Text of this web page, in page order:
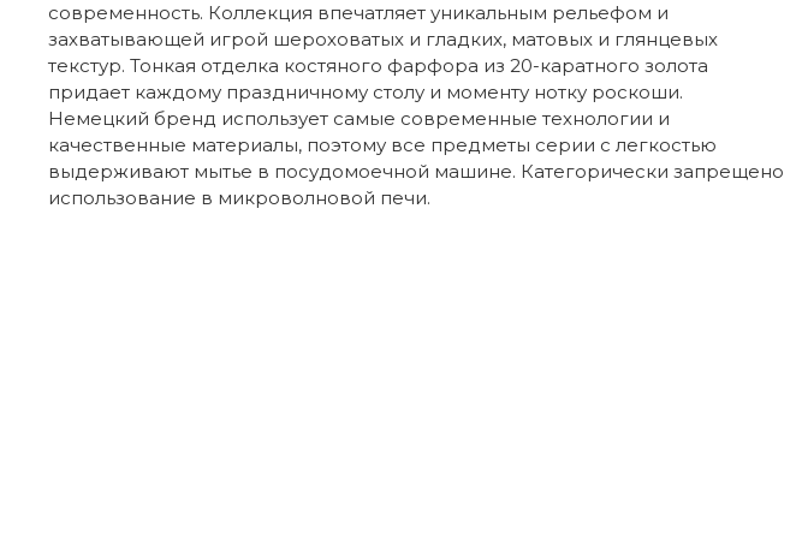
современность. Коллекция впечатляет уникальным рельефом и
захватывающей игрой шероховатых и гладких, матовых и глянцевых
текстур. Тонкая отделка костяного фарфора из 20-каратного золота
придает каждому праздничному столу и моменту нотку роскоши.
Немецкий бренд использует самые современные технологии и
качественные материалы, поэтому все предметы серии с легкостью
выдерживают мытье в посудомоечной машине. Категорически запрещено
использование в микроволновой печи.